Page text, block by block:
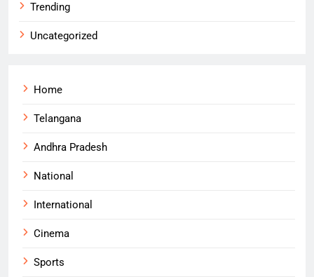
Trending
Uncategorized
Home
Telangana
Andhra Pradesh
National
International
Cinema
Sports